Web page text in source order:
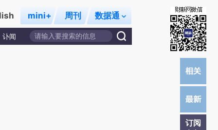
mini+ 周刊 数据通
讣闻
订阅